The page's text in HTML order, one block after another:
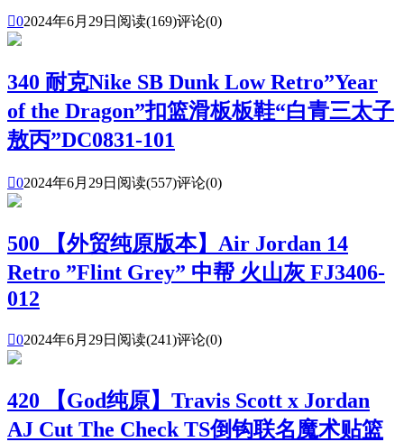
02024年6月29日 阅读(169)评论(0)
340 耐克Nike SB Dunk Low Retro”Year
of the Dragon”扣篮滑板板鞋“白青三太子
敖丙”DC0831-101
02024年6月29日 阅读(557)评论(0)
500 【外贸纯原版本】Air Jordan 14
Retro ”Flint Grey” 中帮 火山灰 FJ3406-
012
02024年6月29日 阅读(241)评论(0)
420 【God纯原】Travis Scott x Jordan
AJ Cut The Check TS倒钩联名魔术贴篮